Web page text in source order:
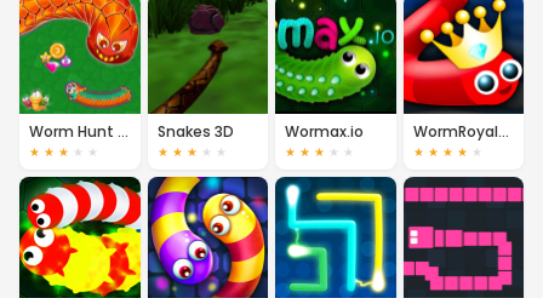
Worm Hunt - Snake Game IO Zone
★ ★ ★ ★ ★
Snakes 3D
★ ★ ★ ★ ★
Wormax.io
★ ★ ★ ★ ★
WormRoyale.io
★ ★ ★ ★ ★